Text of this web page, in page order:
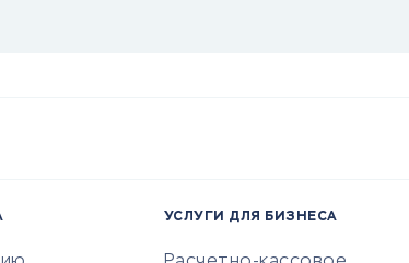
УСЛУГИ ДЛЯ БИЗНЕСА